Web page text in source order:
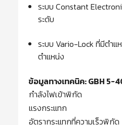
ระบบ Constant
ระดับ
ระบบ Vario-Lock ที่มีตำ
ตำแหน่ง
ข้อมูลทางเทคนิค: GBH 5-
กำลังไฟเข้าพิกัด
แรงกระแทก
อัตรากระแทกที่ความเร็วพิกัด